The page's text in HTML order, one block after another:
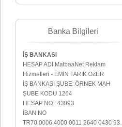
Banka Bilgileri
İŞ BANKASI
HESAP ADI MatbaaNet Reklam
Hizmetleri - EMİN TARIK ÖZER
İŞ BANKASI ŞUBE: ÖRNEK MAH
ŞUBE KODU 1264
HESAP NO : 43093
İBAN NO
TR70 0006 4000 0011 2640 0430 93.